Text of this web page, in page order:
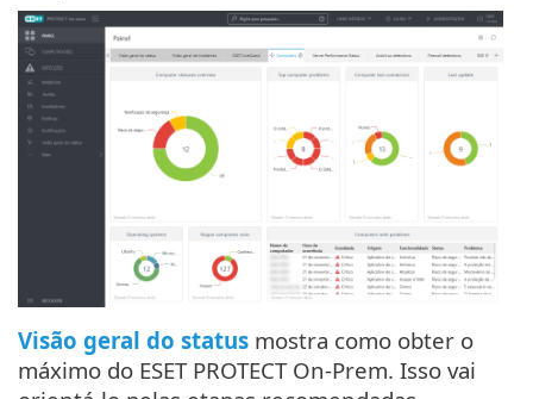
Visão geral do status mostra como obter o
máximo do ESET PROTECT On-Prem. Isso vai